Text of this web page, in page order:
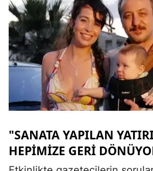
"SANATA YAPILAN
HEPIMIZE GERI